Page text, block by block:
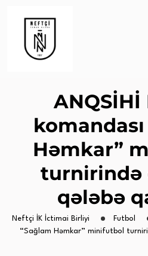
ANQSİHİ
Həmkar”
turnirində
qələbə
Neftçi İK İctimai Birliyi Futbol
“Sağlam Həmkar” minifutbol